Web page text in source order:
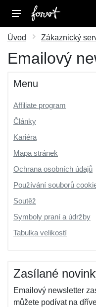
Úvod Zákaznický
Emailový
Menu
Affiliate program
Články
Kariéra
Mapa stránek
Ochrana osobních údajů
Používání souborů
Soutěž
Symboly praní a údržby
Tabulka velikostí
Zasílané
Emailový newsletter
můžete podívat na